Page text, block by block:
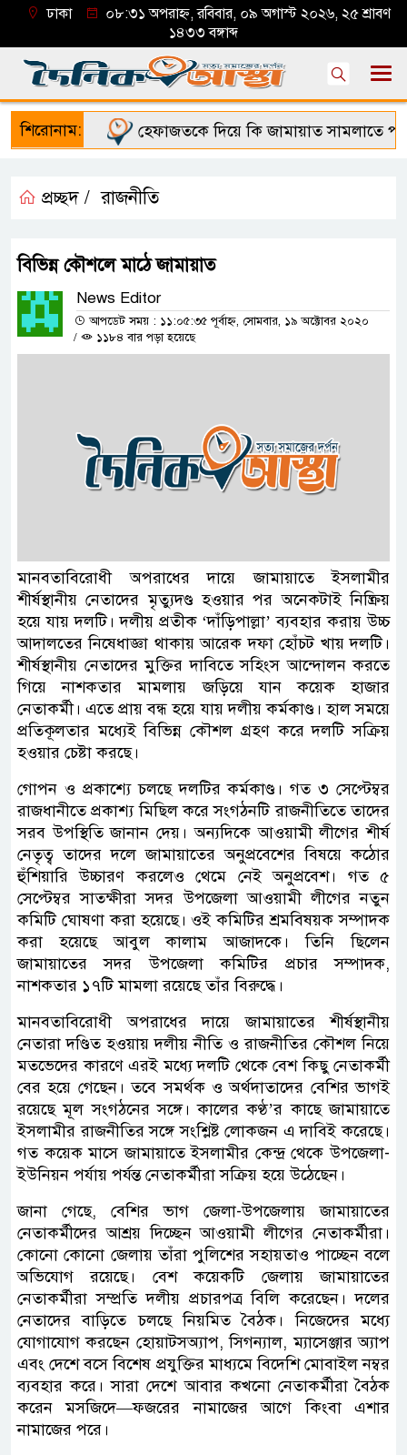
ঢাকা
০৮:৩১ অপরাহ্ন, রবিবার, ০৯ অগাস্ট ২০২৬, ২৫ শ্রাবণ
১৪৩৩ বঙ্গাব্দ
শিরোনাম: হেফাজতকে দিয়ে কি জামায়াত সামলাতে পারবে!
প্রচ্ছদ / রাজনীতি
বিভিন্ন কৌশলে মাঠে জামায়াত
News Editor
আপডেট সময় : ১১:০৫:৩৫ পূর্বাহ্ন, সোমবার, ১৯ অক্টোবর ২০২০
/
১১৮৪ বার পড়া হয়েছে
মানবতাবিরোধী অপরাধের দায়ে জামায়াতে ইসলামীর
শীর্ষস্থানীয় নেতাদের মৃত্যুদণ্ড হওয়ার পর অনেকটাই নিষ্ক্রিয়
হয়ে যায় দলটি। দলীয় প্রতীক ‘দাঁড়িপাল্লা’ ব্যবহার করায় উচ্চ
আদালতের নিষেধাজ্ঞা থাকায় আরেক দফা হোঁচট খায় দলটি।
শীর্ষস্থানীয় নেতাদের মুক্তির দাবিতে সহিংস আন্দোলন করতে
গিয়ে নাশকতার মামলায় জড়িয়ে যান কয়েক হাজার
নেতাকর্মী। এতে প্রায় বন্ধ হয়ে যায় দলীয় কর্মকাণ্ড। হাল সময়ে
প্রতিকূলতার মধ্যেই বিভিন্ন কৌশল গ্রহণ করে দলটি সক্রিয়
হওয়ার চেষ্টা করছে।
গোপন ও প্রকাশ্যে চলছে দলটির কর্মকাণ্ড। গত ৩ সেপ্টেম্বর
রাজধানীতে প্রকাশ্য মিছিল করে সংগঠনটি রাজনীতিতে তাদের
সরব উপস্থিতি জানান দেয়। অন্যদিকে আওয়ামী লীগের শীর্ষ
নেতৃত্ব তাদের দলে জামায়াতের অনুপ্রবেশের বিষয়ে কঠোর
হুঁশিয়ারি উচ্চারণ করলেও থেমে নেই অনুপ্রবেশ। গত ৫
সেপ্টেম্বর সাতক্ষীরা সদর উপজেলা আওয়ামী লীগের নতুন
কমিটি ঘোষণা করা হয়েছে। ওই কমিটির শ্রমবিষয়ক সম্পাদক
করা হয়েছে আবুল কালাম আজাদকে। তিনি ছিলেন
জামায়াতের সদর উপজেলা কমিটির প্রচার সম্পাদক,
নাশকতার ১৭টি মামলা রয়েছে তাঁর বিরুদ্ধে।
মানবতাবিরোধী অপরাধের দায়ে জামায়াতের শীর্ষস্থানীয়
নেতারা দণ্ডিত হওয়ায় দলীয় নীতি ও রাজনীতির কৌশল নিয়ে
মতভেদের কারণে এরই মধ্যে দলটি থেকে বেশ কিছু নেতাকর্মী
বের হয়ে গেছেন। তবে সমর্থক ও অর্থদাতাদের বেশির ভাগই
রয়েছে মূল সংগঠনের সঙ্গে। কালের কণ্ঠ’র কাছে জামায়াতে
ইসলামীর রাজনীতির সঙ্গে সংশ্লিষ্ট লোকজন এ দাবিই করেছে।
গত কয়েক মাসে জামায়াতে ইসলামীর কেন্দ্র থেকে উপজেলা-
ইউনিয়ন পর্যায় পর্যন্ত নেতাকর্মীরা সক্রিয় হয়ে উঠেছেন।
জানা গেছে, বেশির ভাগ জেলা-উপজেলায় জামায়াতের
নেতাকর্মীদের আশ্রয় দিচ্ছেন আওয়ামী লীগের নেতাকর্মীরা।
কোনো কোনো জেলায় তাঁরা পুলিশের সহায়তাও পাচ্ছেন বলে
অভিযোগ রয়েছে। বেশ কয়েকটি জেলায় জামায়াতের
নেতাকর্মীরা সম্প্রতি দলীয় প্রচারপত্র বিলি করেছেন। দলের
নেতাদের বাড়িতে চলছে নিয়মিত বৈঠক। নিজেদের মধ্যে
যোগাযোগ করছেন হোয়াটসঅ্যাপ, সিগন্যাল, ম্যাসেঞ্জার অ্যাপ
এবং দেশে বসে বিশেষ প্রযুক্তির মাধ্যমে বিদেশি মোবাইল নম্বর
ব্যবহার করে। সারা দেশে আবার কখনো নেতাকর্মীরা বৈঠক
করেন মসজিদে—ফজরের নামাজের আগে কিংবা এশার
নামাজের পরে।